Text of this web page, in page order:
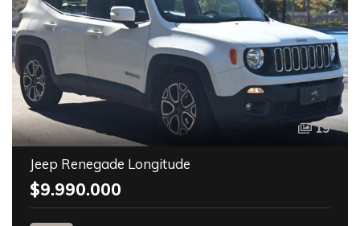
19
Jeep Renegade Longitude
$9.990.000